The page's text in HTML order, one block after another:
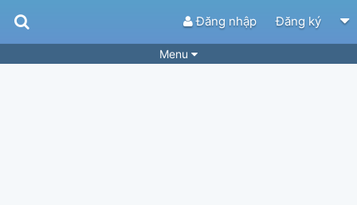
Đăng nhập Đăng ký
Menu